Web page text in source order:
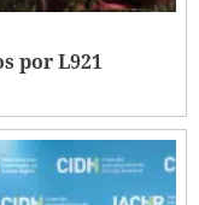
por L921